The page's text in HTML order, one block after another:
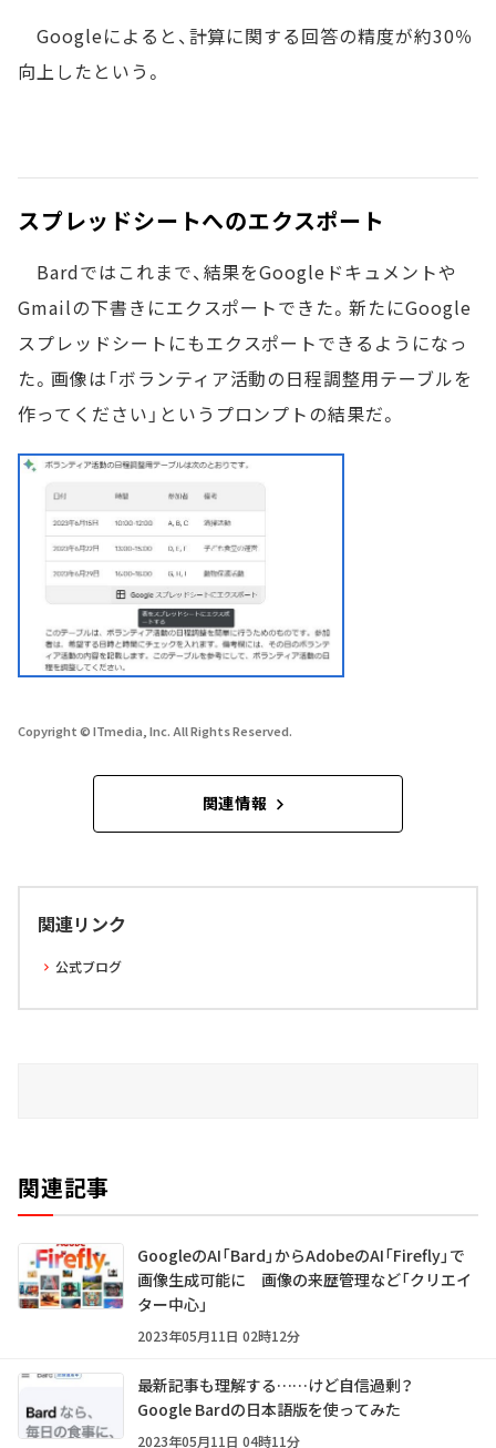
Googleによると、計算に関する回答の精度が約30％
向上したという。
スプレッドシートへのエクスポート
Bardではこれまで、結果をGoogleドキュメントや
Gmailの下書きにエクスポートできた。新たにGoogle
スプレッドシートにもエクスポートできるようになっ
た。画像は「ボランティア活動の日程調整用テーブルを
作ってください」というプロンプトの結果だ。
Copyright © ITmedia, Inc. All Rights Reserved.
関連情報
関連リンク
公式ブログ
関連記事
GoogleのAI「Bard」からAdobeのAI「Firefly」で
画像生成可能に 画像の来歴管理など「クリエイ
ター中心」
2023年05月11日 02時12分
最新記事も理解する……けど自信過剰？
Google Bardの日本語版を使ってみた
2023年05月11日 04時11分